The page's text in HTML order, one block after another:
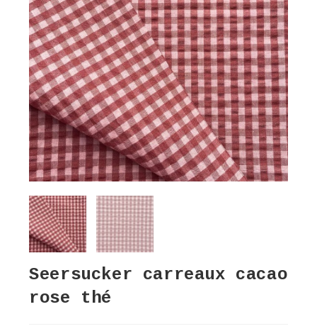
Seersucker carreaux cacao
rose thé